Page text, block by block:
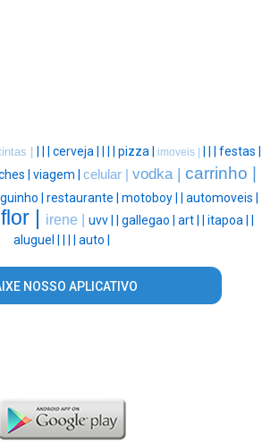
| cerveja | pizza | imoveis |
festas |
| viagem | celular | vodka | carrinho |
| restaurante | motoboy |
automoveis |
flor | irene | uvv | gallegao | art | itapoa |
aluguel |
auto |
NOSSO APLICATIVO